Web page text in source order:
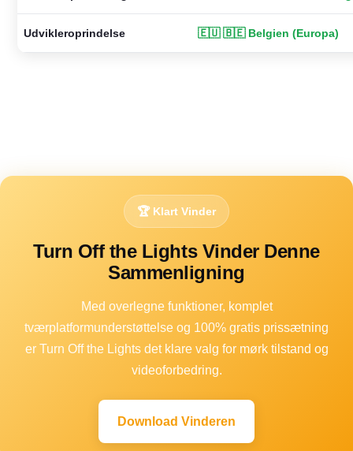
Udvikleroprindelse 🇪🇺 🇧🇪 Belgien (Europa)
🏆 Klart Vinder
Turn Off the Lights Vinder Denne
Sammenligning
Med overlegne funktioner, komplet
tværplatformunderstøttelse og 100% gratis prissætning
er Turn Off the Lights det klare valg for mørk tilstand og
videoforbedring.
Download Vinderen